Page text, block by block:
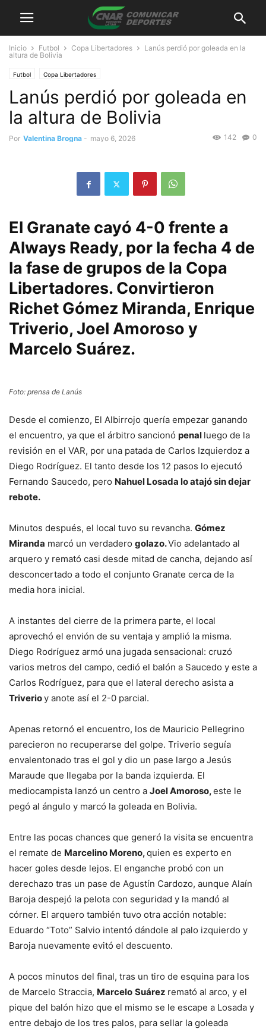
Inicio Futbol Copa Libertadores
Lanús perdió por goleada en la
altura de Bolivia
Futbol Copa Libertadores
Lanús perdió por goleada en
la altura de Bolivia
Por Valentina Brogna - mayo 6, 2026 0
142
El Granate cayó 4-0 frente a
Always Ready, por la fecha 4 de
la fase de grupos de la Copa
Libertadores. Convirtieron
Richet Gómez Miranda, Enrique
Triverio, Joel Amoroso y
Marcelo Suárez.
Foto: prensa de Lanús
Desde el comienzo, El Albirrojo quería empezar ganando
el encuentro, ya que el árbitro sancionó penal luego de la
revisión en el VAR, por una patada de Carlos Izquierdoz a
Diego Rodríguez. El tanto desde los 12 pasos lo ejecutó
Fernando Saucedo, pero Nahuel Losada lo atajó sin dejar
rebote.
Minutos después, el local tuvo su revancha. Gómez
Miranda marcó un verdadero golazo.Vio adelantado al
arquero y remató casi desde mitad de cancha, dejando así
desconcertado a todo el conjunto Granate cerca de la
media hora inicial.
A instantes del cierre de la primera parte, el local
aprovechó el envión de su ventaja y amplió la misma.
Diego Rodríguez armó una jugada sensacional: cruzó
varios metros del campo, cedió el balón a Saucedo y este a
Carlos Rodríguez, para que el lateral derecho asista a
Triverioy anote así el 2-0 parcial.
Apenas retornó el encuentro, los de Mauricio Pellegrino
parecieron no recuperarse del golpe. Triverio seguía
envalentonado tras el gol y dio un pase largo a Jesús
Maraude que llegaba por la banda izquierda. El
mediocampista lanzó un centro a Joel Amoroso,este le
pegó al ángulo y marcó la goleada en Bolivia.
Entre las pocas chances que generó la visita se encuentra
el remate de Marcelino Moreno,quien es experto en
hacer goles desde lejos. El enganche probó con un
derechazo tras un pase de Agustín Cardozo, aunque Alaín
Baroja despejó la pelota con seguridad y la mandó al
córner. El arquero también tuvo otra acción notable:
Eduardo “Toto” Salvio intentó dándole al palo izquierdo y
Baroja nuevamente evitó el descuento.
A pocos minutos del final, tras un tiro de esquina para los
de Marcelo Straccia, Marcelo Suárez remató al arco, y el
pique del balón hizo que el mismo se le escape a Losada y
entre debajo de los tres palos, para sellar la goleada